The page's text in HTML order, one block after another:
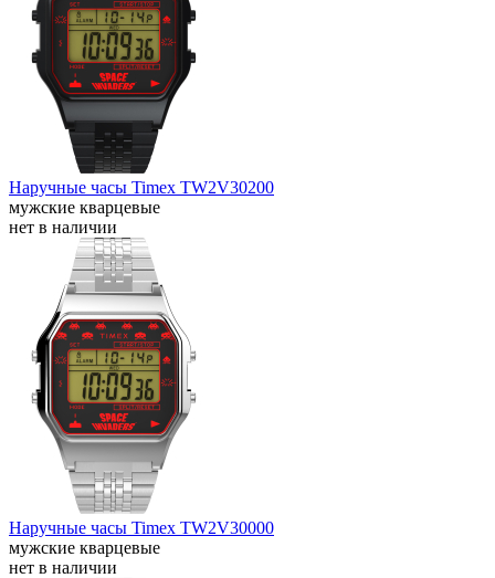
Наручные часы Timex TW2V30200
мужские кварцевые
нет в наличии
Наручные часы Timex TW2V30000
мужские кварцевые
нет в наличии